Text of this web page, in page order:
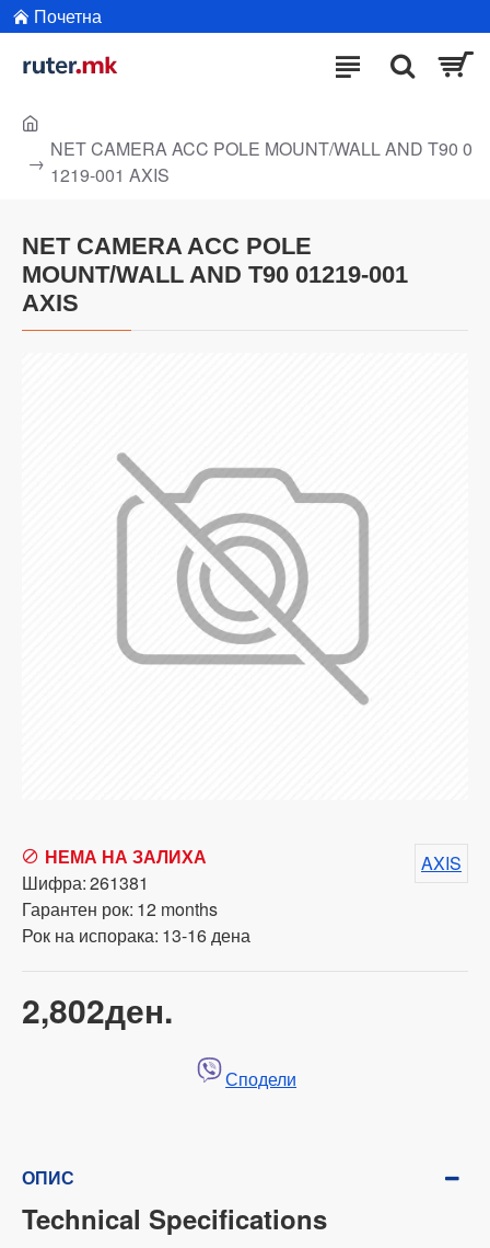
Почетна
NET CAMERA ACC POLE MOUNT/WALL AND T90 0
1219-001 AXIS
NET CAMERA ACC POLE
MOUNT/WALL AND T90 01219-001
AXIS
2,802ден.
НЕМА НА ЗАЛИХА
Шифра:261381
Гарантен рок: 12 months
Рок на испорака: 13-16 дена
AXIS
Сподели
ОПИС
Technical Specifications